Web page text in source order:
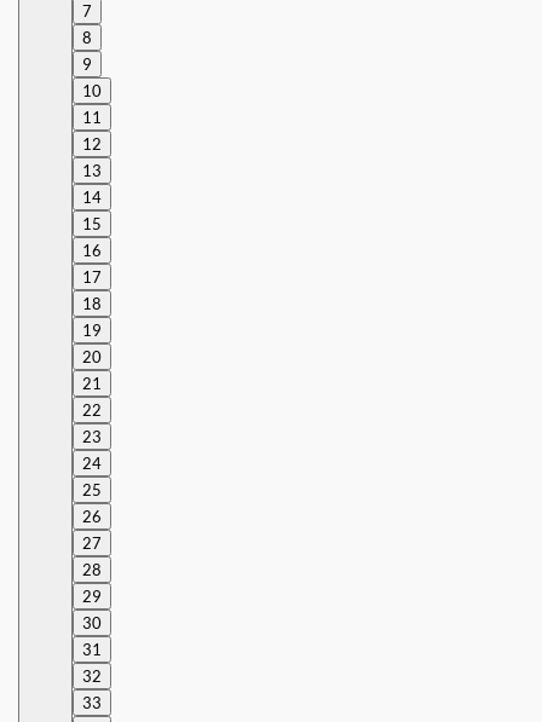
7
8
9
10
11
12
13
14
15
16
17
18
19
20
21
22
23
24
25
26
27
28
29
30
31
32
33